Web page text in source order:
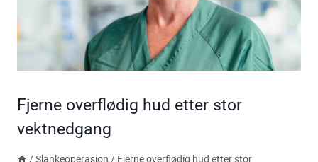
Fjerne overflødig hud etter stor
vektnedgang